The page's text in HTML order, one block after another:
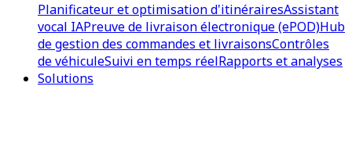
Planificateur et optimisation d'itinérairesAssistant
vocal IAPreuve de livraison électronique (ePOD)Hub
de gestion des commandes et livraisonsContrôles
de véhiculeSuivi en temps réelRapports et analyses
Solutions